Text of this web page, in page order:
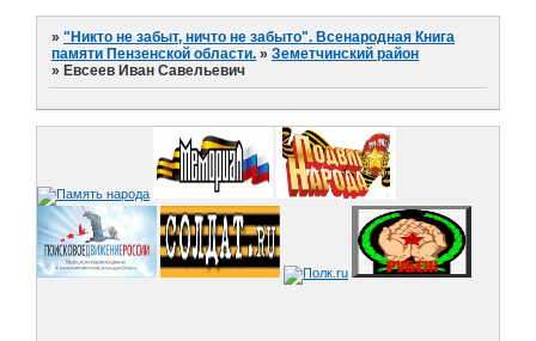
»"Никто не забыт, ничто не забыто". Всенародная Книга
памяти Пензенской области. »Земетчинский район
»Евсеев Иван Савельевич